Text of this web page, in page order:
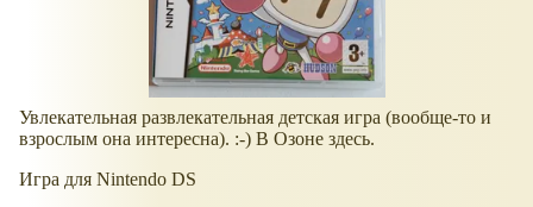
Увлекательная развлекательная детская игра (вообще-то и
взрослым она интересна). :-) В Озоне здесь.
Игра для Nintendo DS